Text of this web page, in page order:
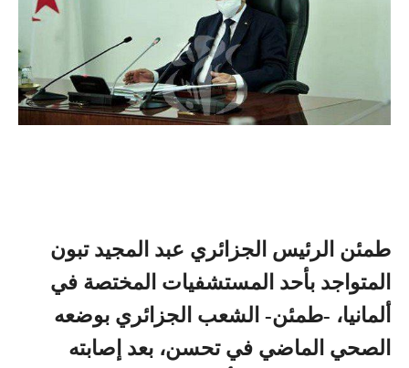
طمئن الرئيس الجزائري عبد المجيد تبون
المتواجد بأحد المستشفيات المختصة في
ألمانيا، -طمئن- الشعب الجزائري بوضعه
الصحي الماضي في تحسن، بعد إصابته